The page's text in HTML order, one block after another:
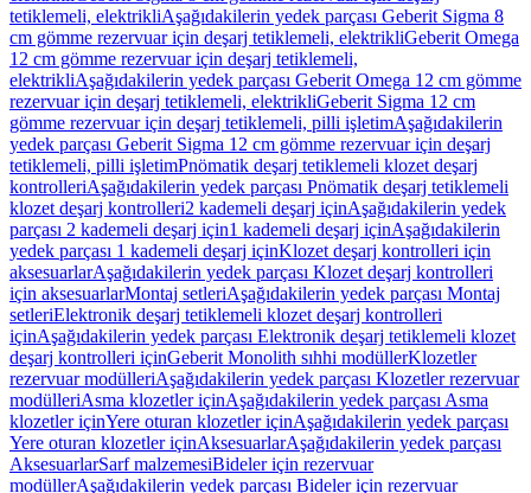
tetiklemeli, elektrikliAşağıdakilerin yedek parçası Geberit Sigma 8
cm gömme rezervuar için deşarj tetiklemeli, elektrikliGeberit Omega
12 cm gömme rezervuar için deşarj tetiklemeli,
elektrikliAşağıdakilerin yedek parçası Geberit Omega 12 cm gömme
rezervuar için deşarj tetiklemeli, elektrikliGeberit Sigma 12 cm
gömme rezervuar için deşarj tetiklemeli, pilli işletimAşağıdakilerin
yedek parçası Geberit Sigma 12 cm gömme rezervuar için deşarj
tetiklemeli, pilli işletimPnömatik deşarj tetiklemeli klozet deşarj
kontrolleriAşağıdakilerin yedek parçası Pnömatik deşarj tetiklemeli
klozet deşarj kontrolleri2 kademeli deşarj içinAşağıdakilerin yedek
parçası 2 kademeli deşarj için1 kademeli deşarj içinAşağıdakilerin
yedek parçası 1 kademeli deşarj içinKlozet deşarj kontrolleri için
aksesuarlarAşağıdakilerin yedek parçası Klozet deşarj kontrolleri
için aksesuarlarMontaj setleriAşağıdakilerin yedek parçası Montaj
setleriElektronik deşarj tetiklemeli klozet deşarj kontrolleri
içinAşağıdakilerin yedek parçası Elektronik deşarj tetiklemeli klozet
deşarj kontrolleri içinGeberit Monolith sıhhi modüllerKlozetler
rezervuar modülleriAşağıdakilerin yedek parçası Klozetler rezervuar
modülleriAsma klozetler içinAşağıdakilerin yedek parçası Asma
klozetler içinYere oturan klozetler içinAşağıdakilerin yedek parçası
Yere oturan klozetler içinAksesuarlarAşağıdakilerin yedek parçası
AksesuarlarSarf malzemesiBideler için rezervuar
modüllerAşağıdakilerin yedek parçası Bideler için rezervuar